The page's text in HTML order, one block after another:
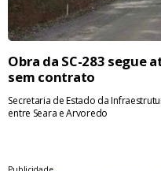
Obra da SC-283 segue
sem contrato
Secretaria de Estado da
entre Seara e Arvoredo